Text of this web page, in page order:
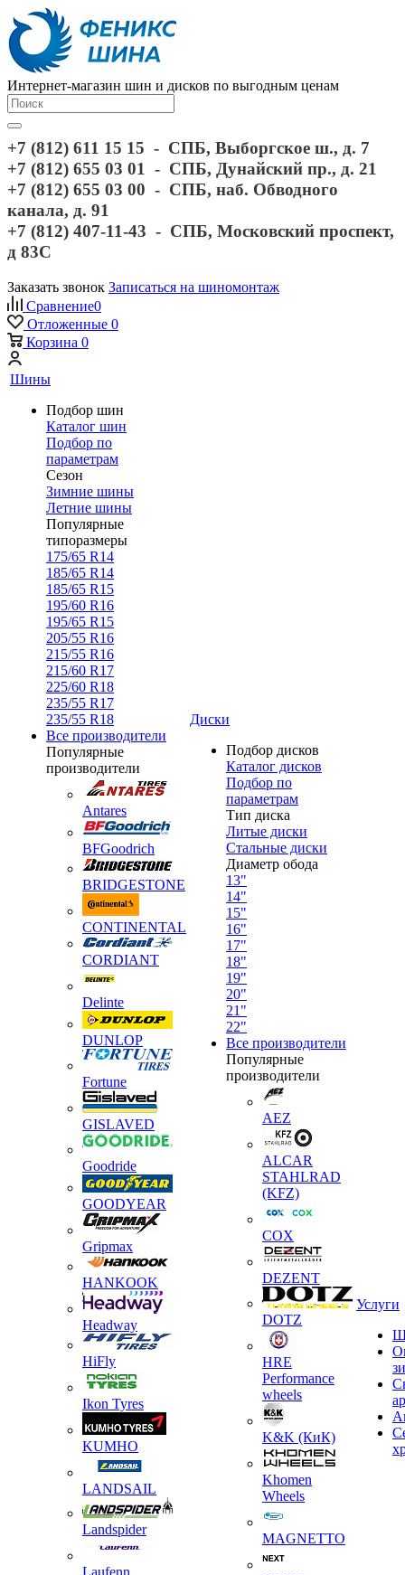
Интернет-магазин шин и дисков по выгодным ценам
+7 (812) 611 15 15 - СПБ, Выборгское ш., д. 7
+7 (812) 655 03 01 - СПБ, Дунайский пр., д. 21
+7 (812) 655 03 00 - СПБ, наб. Обводного
канала, д. 91
+7 (812) 407-11-43 - СПБ, Московский проспект,
д 83С
Заказать звонок Записаться на шиномонтаж
Сравнение0
Отложенные 0
Корзина 0
Шины
Подбор шин
Каталог шин
Подбор по
параметрам
Сезон
Зимние шины
Летние шины
Популярные
типоразмеры
175/65 R14
185/65 R14
185/65 R15
195/60 R16
195/65 R15
205/55 R16
215/55 R16
215/60 R17
225/60 R18
235/55 R17
235/55 R18
Все производители
Популярные
производители
Antares
BFGoodrich
BRIDGESTONE
CONTINENTAL
CORDIANT
Delinte
DUNLOP
Fortune
GISLAVED
Goodride
GOODYEAR
Gripmax
HANKOOK
Headway
HiFly
Ikon Tyres
KUMHO
LANDSAIL
Landspider
Laufenn
Диски
Подбор дисков
Каталог дисков
Подбор по
параметрам
Тип диска
Литые диски
Стальные диски
Диаметр обода
13"
14"
15"
16"
17"
18"
19"
20"
21"
22"
Все производители
Популярные
производители
AEZ
ALCAR
STAHLRAD
(KFZ)
COX
DEZENT
DOTZ
HRE
Performance
wheels
K&K (КиК)
Khomen
Wheels
MAGNETTO
Услуги